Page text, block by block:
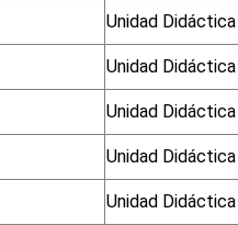
Unidad Didáctica
Unidad Didáctica
Unidad Didáctica
Unidad Didáctica
Unidad Didáctica